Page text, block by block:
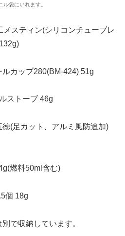
袋にいれます。
スティン(シリコンチューブレ
カップ280(BM-424) 51g
ストーブ 46g
(足カット、アルミ風防追加)
燃料50ml含む)
個 18g
で収納しています。